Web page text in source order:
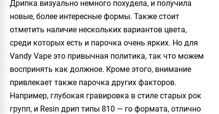
Дрипка визуально немного похудела, и получила
новые, более интересные формы. Также стоит
отметить наличие нескольких вариантов цвета,
среди которых есть и парочка очень ярких. Но для
Vandy Vape это привычная политика, так что можем
воспринять как должное. Кроме этого, внимание
привлекает также парочка других факторов.
Например, глубокая гравировка в стиле старых рок
групп, и Resin дрип типы 810 — го формата, отлично